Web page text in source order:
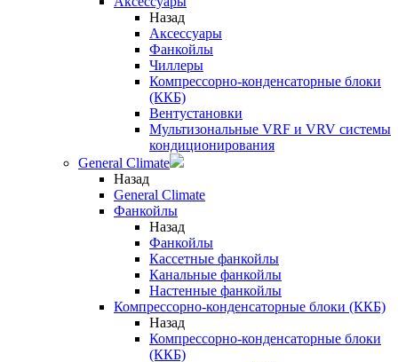
Назад
Аксессуары
Фанкойлы
Чиллеры
Компрессорно-конденсаторные блоки
(ККБ)
Вентустановки
Мультизональные VRF и VRV системы
кондиционирования
General Climate
Назад
General Climate
Фанкойлы
Назад
Фанкойлы
Кассетные фанкойлы
Канальные фанкойлы
Настенные фанкойлы
Компрессорно-конденсаторные блоки (ККБ)
Назад
Компрессорно-конденсаторные блоки
(ККБ)